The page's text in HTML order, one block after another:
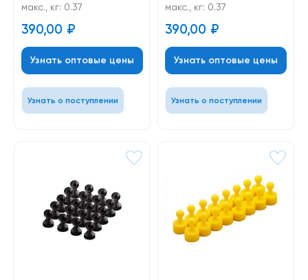
макс., кг: 0.37
390,00 ₽
Узнать оптовые цены
Узнать о поступлении
макс., кг: 0.37
390,00 ₽
Узнать оптовые цены
Узнать о поступлении